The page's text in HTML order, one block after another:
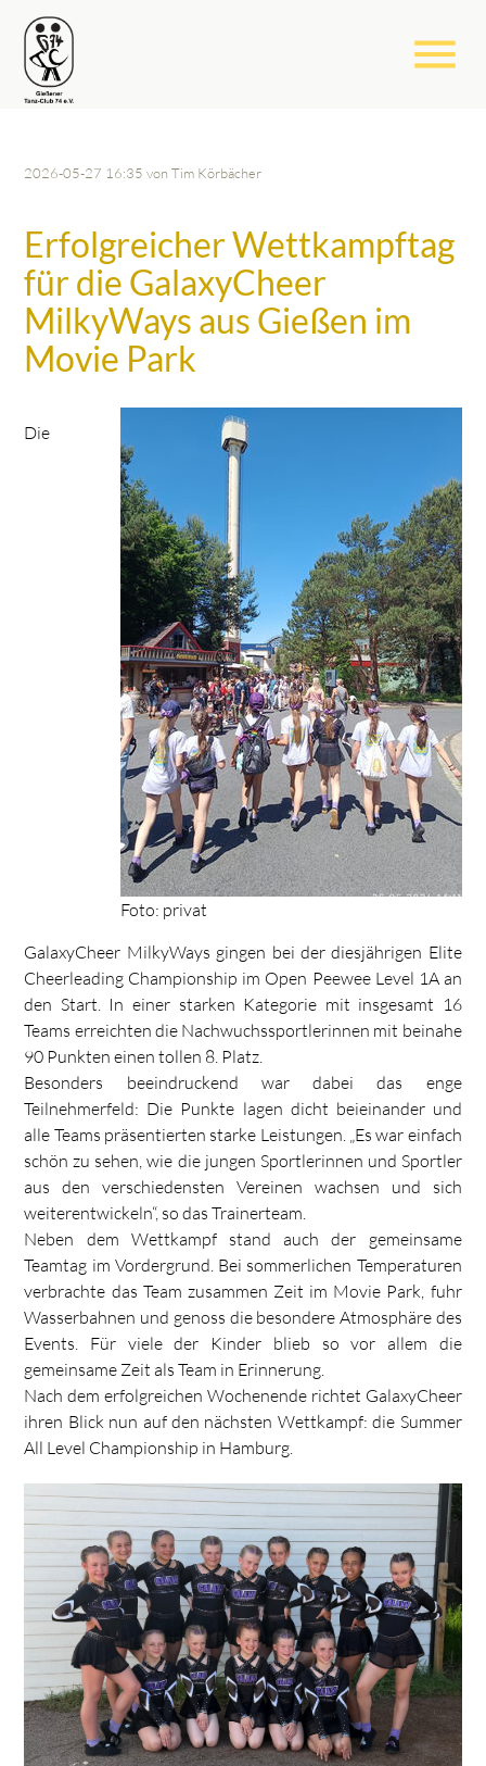
menu
2026-05-27 16:35 von Tim Körbächer
Erfolgreicher Wettkampftag
für die GalaxyCheer
MilkyWays aus Gießen im
Movie Park
Foto: privat
Die
GalaxyCheer MilkyWays gingen bei der diesjährigen Elite
Cheerleading Championship im Open Peewee Level 1A an
den Start. In einer starken Kategorie mit insgesamt 16
Teams erreichten die Nachwuchssportlerinnen mit beinahe
90 Punkten einen tollen 8. Platz.
Besonders beeindruckend war dabei das enge
Teilnehmerfeld: Die Punkte lagen dicht beieinander und
alle Teams präsentierten starke Leistungen. „Es war einfach
schön zu sehen, wie die jungen Sportlerinnen und Sportler
aus den verschiedensten Vereinen wachsen und sich
weiterentwickeln“, so das Trainerteam.
Neben dem Wettkampf stand auch der gemeinsame
Teamtag im Vordergrund. Bei sommerlichen Temperaturen
verbrachte das Team zusammen Zeit im Movie Park, fuhr
Wasserbahnen und genoss die besondere Atmosphäre des
Events. Für viele der Kinder blieb so vor allem die
gemeinsame Zeit als Team in Erinnerung.
Nach dem erfolgreichen Wochenende richtet GalaxyCheer
ihren Blick nun auf den nächsten Wettkampf: die Summer
All Level Championship in Hamburg.